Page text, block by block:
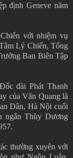
định Geneve năm
với nhiệm vụ
Lý Chiến, Tổng
Ban Biên Tập
đài Phát Thanh
của Văn Quang là
Dân, Hà Nội cuối
ngắn Thùy Dương
thường xuyên với